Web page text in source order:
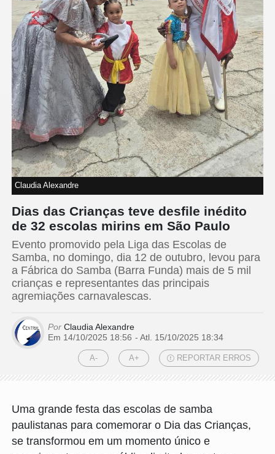
Claudia Alexandre
Dias das Crianças teve desfile inédito
de 32 escolas mirins em São Paulo
Evento promovido pela Liga das Escolas de
Samba, no domingo, dia 12 de outubro, levou para
a Fábrica do Samba (Barra Funda) mais de 5 mil
crianças e representantes das principais
agremiações carnavalescas.
Por Claudia Alexandre
Em 14/10/2025 18:56 - Atl. 15/10/2025 18:34
A- A+ REPORTAR ERROS
Uma grande festa das escolas de samba
paulistanas para comemorar o Dia das Crianças,
se transformou em um momento único e